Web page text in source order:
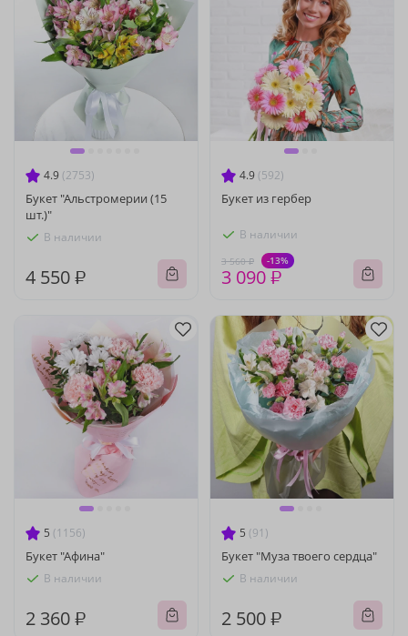
4.9 (2753)
Букет "Альстромерии (15
шт.)"
В наличии
4 550 ₽
4.9 (592)
Букет из гербер
В наличии
3 560 ₽ -13%
3 090 ₽
5 (1156)
Букет "Афина"
В наличии
2 360 ₽
5 (91)
Букет "Муза твоего сердца"
В наличии
2 500 ₽